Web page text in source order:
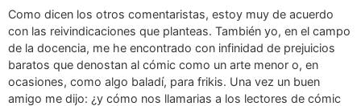
Como dicen los otros comentaristas, estoy muy de acuerdo
con las reivindicaciones que planteas. También yo, en el campo
de la docencia, me he encontrado con infinidad de prejuicios
baratos que denostan al cómic como un arte menor o, en
ocasiones, como algo baladí, para frikis. Una vez un buen
amigo me dijo: ¿y cómo nos llamarias a los lectores de cómic